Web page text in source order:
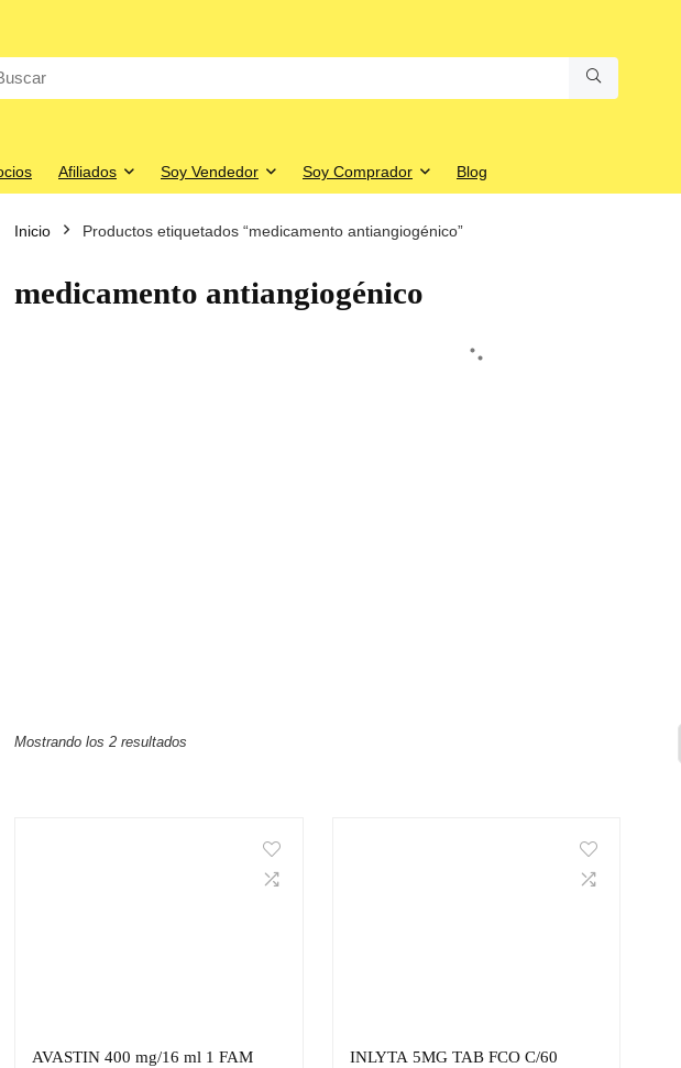
Afiliados Soy Vendedor Soy Comprador Blog
Inicio Productos etiquetados “medicamento antiangiogénico”
medicamento antiangiogénico
Mostrando los 2 resultados
AVASTIN 400 mg/16 ml 1 FAM
INLYTA 5MG TAB FCO C/60